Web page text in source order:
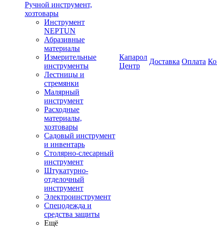
Ручной инструмент,
хозтовары
Инструмент
NEPTUN
Абразивные
материалы
Измерительные
инструменты
Лестницы и
стремянки
Малярный
инструмент
Расходные
материалы,
хозтовары
Садовый инструмент
и инвентарь
Столярно-слесарный
инструмент
Штукатурно-
отделочный
инструмент
Электроинструмент
Спецодежда и
средства защиты
Ещё
Капарол
Центр
Доставка Оплата